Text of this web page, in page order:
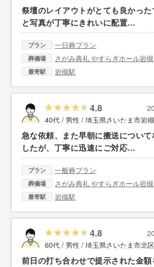
祭壇のレイアウトがとても良かっ
と写真が丁寧にきれいに配置…
プラン 一日葬プラン
葬儀場 さがみ典礼 やすらぎホール岩槻
最寄駅 岩槻駅
4.8
40代 / 男性 / 埼玉県さいたま市岩
急な依頼、また早朝に搬送について
したが、丁寧に迅速にご対応…
プラン 一般葬プラン
葬儀場 さがみ典礼 やすらぎホール岩槻
最寄駅 岩槻駅
4.8
60代 / 男性 / 埼玉県さいたま市北区
前日の打ち合わせで提示された金額